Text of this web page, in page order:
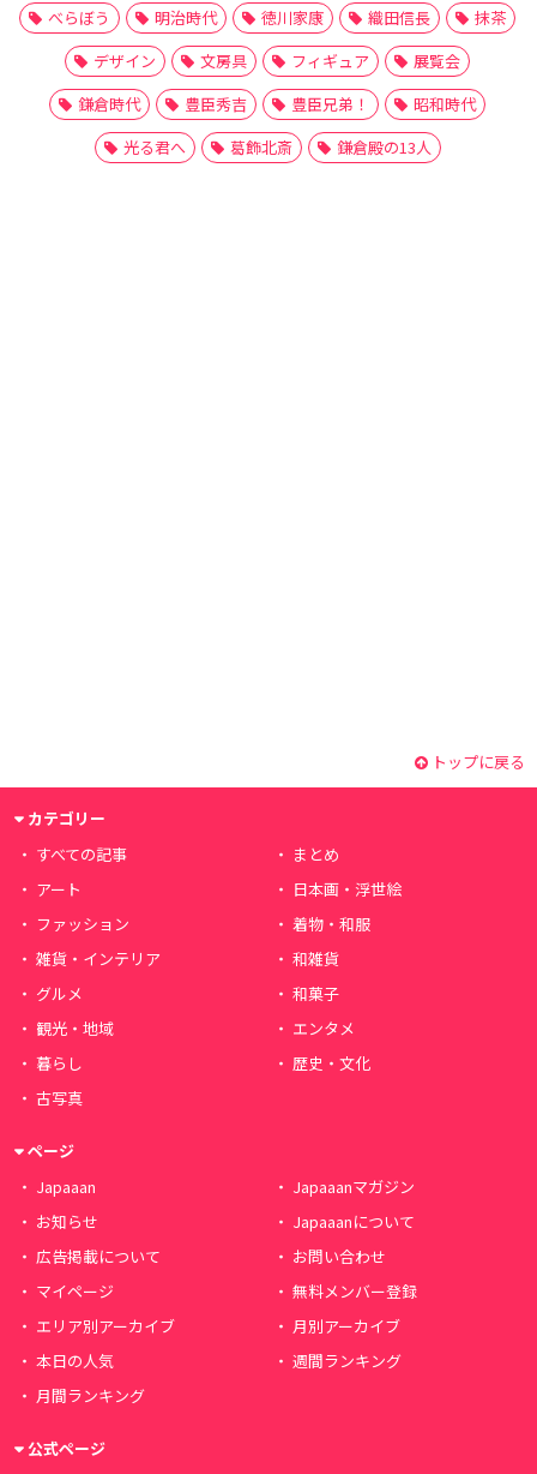
べらぼう
明治時代 徳川家康 織田信長
抹茶
デザイン
文房具 フィギュア
展覧会
鎌倉時代
豊臣秀吉 豊臣兄弟！
昭和時代
光る君へ
葛飾北斎 鎌倉殿の13人
トップに戻る
カテゴリー
すべての記事
まとめ
アート
日本画・浮世絵
ファッション
着物・和服
雑貨・インテリア
和雑貨
グルメ
和菓子
観光・地域
エンタメ
暮らし
歴史・文化
古写真
ページ
Japaaan
Japaaanマガジン
お知らせ
Japaaanについて
広告掲載について
お問い合わせ
マイページ
無料メンバー登録
エリア別アーカイブ
月別アーカイブ
本日の人気
週間ランキング
月間ランキング
公式ページ